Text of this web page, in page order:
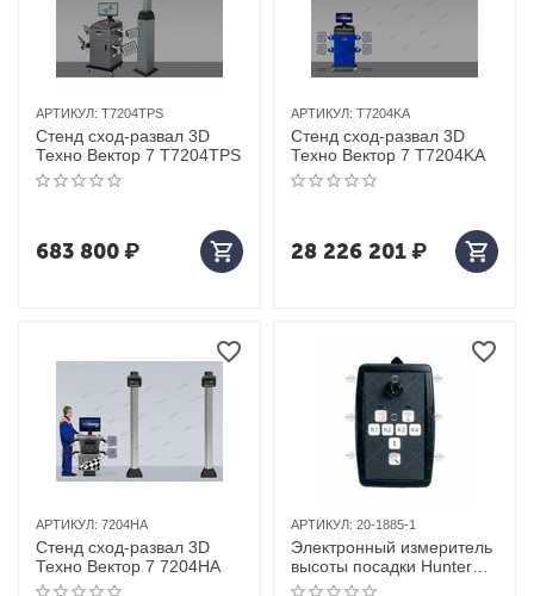
АРТИКУЛ: T7204TPS
Стенд сход-развал 3D
Техно Вектор 7 T7204TPS
683 800₽
АРТИКУЛ: T7204KA
Стенд сход-развал 3D
Техно Вектор 7 T7204KA
28 226 201₽
АРТИКУЛ: 7204HA
Стенд сход-развал 3D
Техно Вектор 7 7204HA
АРТИКУЛ: 20-1885-1
Электронный измеритель
высоты посадки Hunter
(США) арт. 20-1885-1